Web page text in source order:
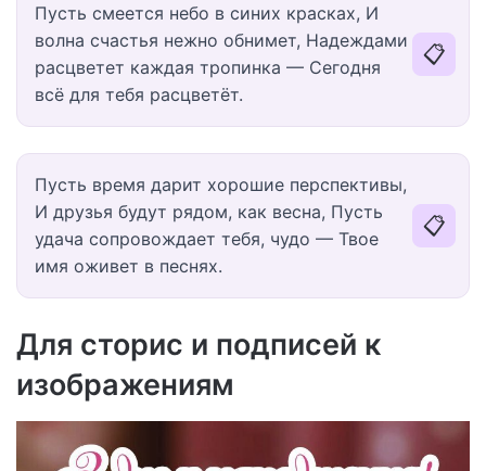
Пусть смеется небо в синих красках, И
волна счастья нежно обнимет, Надеждами
расцветет каждая тропинка — Сегодня
всё для тебя расцветёт.
📋
Пусть время дарит хорошие перспективы,
И друзья будут рядом, как весна, Пусть
удача сопровождает тебя, чудо — Твое
имя оживет в песнях.
📋
Для сторис и подписей к
изображениям